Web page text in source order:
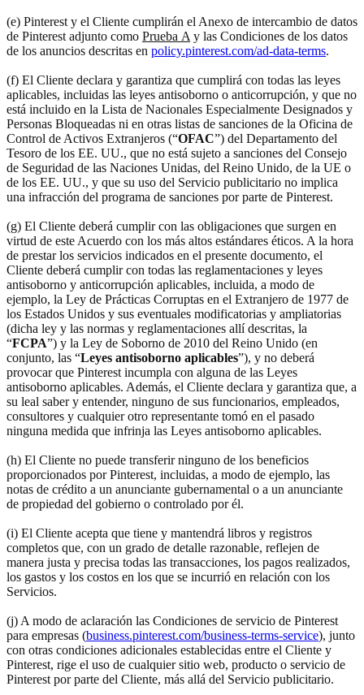
(e) Pinterest y el Cliente cumplirán el Anexo de intercambio de datos
de Pinterest adjunto como Prueba A y las Condiciones de los datos
de los anuncios descritas en policy.pinterest.com/ad-data-terms.
(f) El Cliente declara y garantiza que cumplirá con todas las leyes
aplicables, incluidas las leyes antisoborno o anticorrupción, y que no
está incluido en la Lista de Nacionales Especialmente Designados y
Personas Bloqueadas ni en otras listas de sanciones de la Oficina de
Control de Activos Extranjeros (“OFAC”) del Departamento del
Tesoro de los EE. UU., que no está sujeto a sanciones del Consejo
de Seguridad de las Naciones Unidas, del Reino Unido, de la UE o
de los EE. UU., y que su uso del Servicio publicitario no implica
una infracción del programa de sanciones por parte de Pinterest.
(g) El Cliente deberá cumplir con las obligaciones que surgen en
virtud de este Acuerdo con los más altos estándares éticos. A la hora
de prestar los servicios indicados en el presente documento, el
Cliente deberá cumplir con todas las reglamentaciones y leyes
antisoborno y anticorrupción aplicables, incluida, a modo de
ejemplo, la Ley de Prácticas Corruptas en el Extranjero de 1977 de
los Estados Unidos y sus eventuales modificatorias y ampliatorias
(dicha ley y las normas y reglamentaciones allí descritas, la
“FCPA”) y la Ley de Soborno de 2010 del Reino Unido (en
conjunto, las “Leyes antisoborno aplicables”), y no deberá
provocar que Pinterest incumpla con alguna de las Leyes
antisoborno aplicables. Además, el Cliente declara y garantiza que, a
su leal saber y entender, ninguno de sus funcionarios, empleados,
consultores y cualquier otro representante tomó en el pasado
ninguna medida que infrinja las Leyes antisoborno aplicables.
(h) El Cliente no puede transferir ninguno de los beneficios
proporcionados por Pinterest, incluidas, a modo de ejemplo, las
notas de crédito a un anunciante gubernamental o a un anunciante
de propiedad del gobierno o controlado por él.
(i) El Cliente acepta que tiene y mantendrá libros y registros
completos que, con un grado de detalle razonable, reflejen de
manera justa y precisa todas las transacciones, los pagos realizados,
los gastos y los costos en los que se incurrió en relación con los
Servicios.
(j) A modo de aclaración las Condiciones de servicio de Pinterest
para empresas (business.pinterest.com/business-terms-service), junto
con otras condiciones adicionales establecidas entre el Cliente y
Pinterest, rige el uso de cualquier sitio web, producto o servicio de
Pinterest por parte del Cliente, más allá del Servicio publicitario.